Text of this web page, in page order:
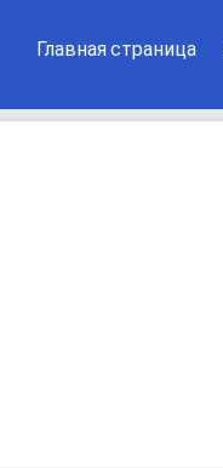
Главная страница